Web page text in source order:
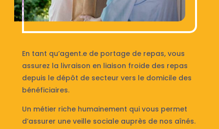
En tant qu’agent.e de portage de repas, vous
assurez la livraison en liaison froide des repas
depuis le dépôt de secteur vers le domicile des
bénéficiaires.
Un métier riche humainement qui vous permet
d’assurer une veille sociale auprès de nos aînés.